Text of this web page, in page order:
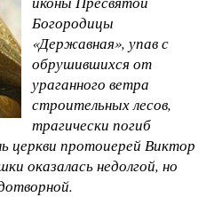
Богородицы
«Державная», упав с
обрушившихся от
ураганного ветра
строительных лесов,
трагически погиб
церкви протоиерей Виктор
оказалась недолгой, но